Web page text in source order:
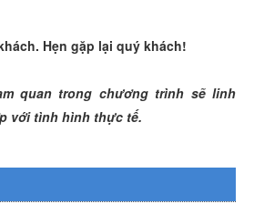
Hẹn gặp lại quý khách!
quan trong chương trình sẽ linh
với tình hình thực tế.